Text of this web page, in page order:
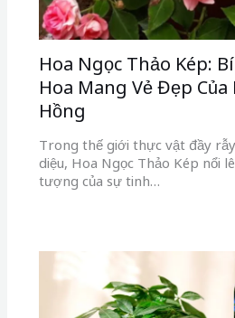
Hoa Ngọc Thảo Kép:
Hoa Mang Vẻ Đẹp
Hồng
Trong thế giới thực vật đầy
diệu, Hoa Ngọc Thảo Kép nổi
tượng của sự tinh…